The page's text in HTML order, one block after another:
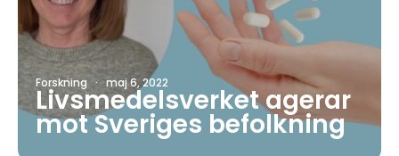
Forskning · maj 6, 2022
Livsmedelsverket agerar
mot Sveriges befolkning